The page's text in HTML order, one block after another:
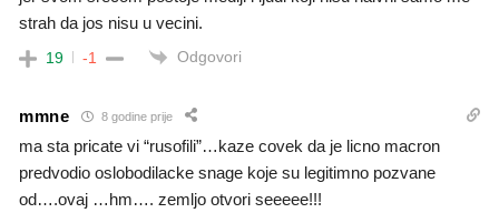
strah da jos nisu u vecini.
19 -1 Odgovori
mmne 8 godine prije
ma sta pricate vi “rusofili”…kaze covek da je licno macron
predvodio oslobodilacke snage koje su legitimno pozvane
od….ovaj …hm…. zemljo otvori seeeee!!!